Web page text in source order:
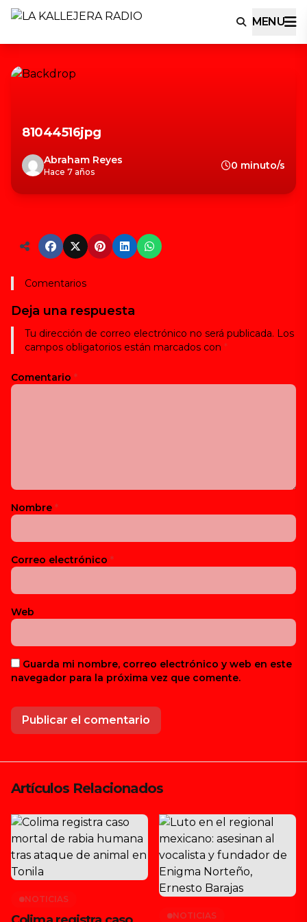
MENU
81044516jpg
Abraham Reyes
Hace 7 años
0 minuto/s
Comentarios
Deja una respuesta
Tu dirección de correo electrónico no será publicada. Los
campos obligatorios están marcados con *
Comentario *
Nombre *
Correo electrónico *
Web
Guarda mi nombre, correo electrónico y web en este
navegador para la próxima vez que comente.
Artículos Relacionados
NOTICIAS
NOTICIAS